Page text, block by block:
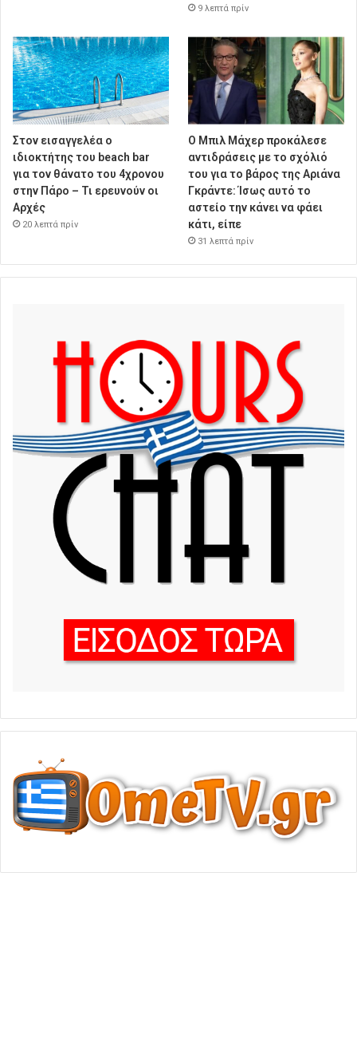
9 λεπτά πρίν
Στον εισαγγελέα ο
ιδιοκτήτης του beach bar
για τον θάνατο του 4χρονου
στην Πάρο – Τι ερευνούν οι
Αρχές
20 λεπτά πρίν
Ο Μπιλ Μάχερ προκάλεσε
αντιδράσεις με το σχόλιό
του για το βάρος της Αριάνα
Γκράντε: Ίσως αυτό το
αστείο την κάνει να φάει
κάτι, είπε
31 λεπτά πρίν